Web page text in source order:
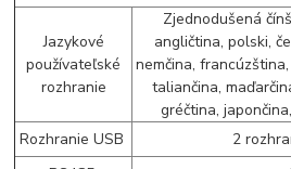
Jazykové
používateľské
rozhranie
Zjednodušená
angličtina, polski,
nemčina,
taliančina,
gréčtina,
Rozhranie USB
2